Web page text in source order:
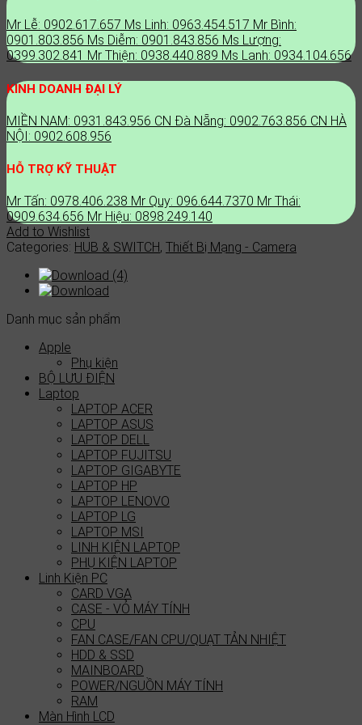
Mr Lễ: 0902.617.657 Ms Linh: 0963.454.517 Mr Bình:
0901.803.856 Ms Diễm: 0901.843.856 Ms Lượng:
0399.302.841 Mr Thiện: 0938.440.889 Ms Lanh: 0934.104.656
KINH DOANH ĐẠI LÝ
MIỀN NAM: 0931.843.956 CN Đà Nẵng: 0902.763.856 CN HÀ
NỘI: 0902.608.956
HỖ TRỢ KỸ THUẬT
Mr Tấn: 0978.406.238 Mr Quy: 096.644.7370 Mr Thái:
0909.634.656 Mr Hiệu: 0898.249.140
Add to Wishlist
Categories: HUB & SWITCH, Thiết Bị Mạng - Camera
Danh mục sản phẩm
Apple
Phụ kiện
BỘ LƯU ĐIỆN
Laptop
LAPTOP ACER
LAPTOP ASUS
LAPTOP DELL
LAPTOP FUJITSU
LAPTOP GIGABYTE
LAPTOP HP
LAPTOP LENOVO
LAPTOP LG
LAPTOP MSI
LINH KIỆN LAPTOP
PHỤ KIỆN LAPTOP
Linh Kiện PC
CARD VGA
CASE - VỎ MÁY TÍNH
CPU
FAN CASE/FAN CPU/QUẠT TẢN NHIỆT
HDD & SSD
MAINBOARD
POWER/NGUỒN MÁY TÍNH
RAM
Màn Hình LCD